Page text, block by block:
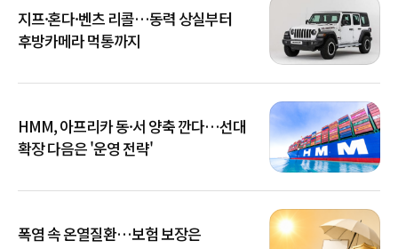
지프·혼다·벤츠 리콜…동력 상실부터
후방카메라 먹통까지
HMM, 아프리카 동·서 양축 깐다…선대
확장 다음은 '운영 전략'
폭염 속 온열질환…보험 보장은